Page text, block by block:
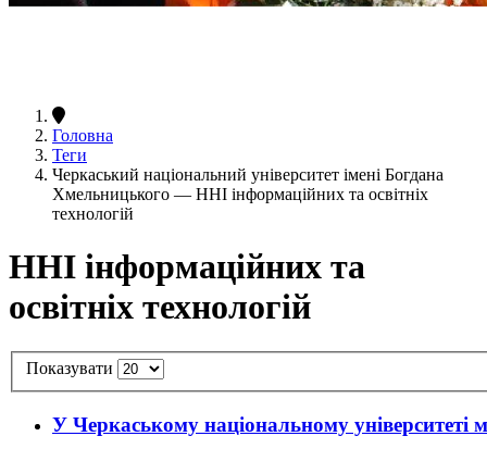
Головна
Теги
Черкаський національний університет імені Богдана
Хмельницького — ННІ інформаційних та освітніх
технологій
ННІ інформаційних та
освітніх технологій
Показувати
У Черкаському національному університеті